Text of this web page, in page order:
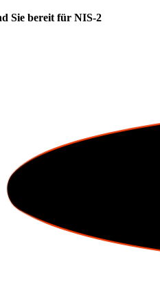
Sie bereit fürNIS-2